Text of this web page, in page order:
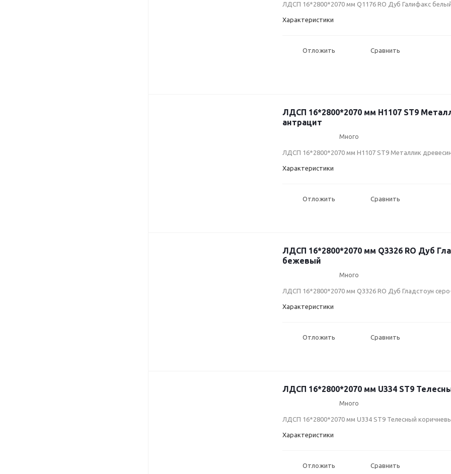
ЛДСП 16*2800*2070 мм Q1176 RO Дуб Галифакс
Характеристики
Отложить Сравнить
ЛДСП 16*2800*2070 мм H1107 ST9
антрацит
Много
ЛДСП 16*2800*2070 мм H1107 ST9 Металлик
Характеристики
Отложить Сравнить
ЛДСП 16*2800*2070 мм Q3326 RO Дуб
бежевый
Много
ЛДСП 16*2800*2070 мм Q3326 RO Дуб Гладстоун
Характеристики
Отложить Сравнить
ЛДСП 16*2800*2070 мм U334 ST9
Много
ЛДСП 16*2800*2070 мм U334 ST9 Телесный
Характеристики
Отложить Сравнить